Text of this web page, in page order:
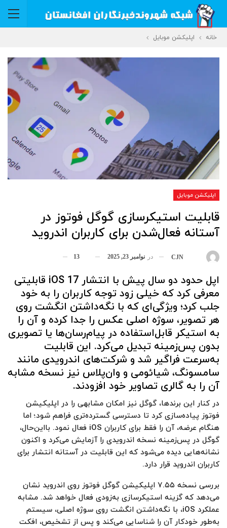
خانه اپلیکشن موبایل
اپلیکشن موبایل
قابلیت استیکرسازی گوگل فوتوز در
آستانه فعال‌شدن برای کاربران اندروید
CJN در نوامبر 23, 2025 13
اپل حدود دو سال پیش با انتشار iOS 17 قابلیتی
معرفی کرد که خیلی زود توجه کاربران را به خود
جلب کرد؛ ویژگی‌ای که با نگه‌داشتن انگشت روی
هر تصویر، سوژه اصلی عکس را جدا کرده و آن را
به استیکر قابل‌استفاده در پیام‌رسان‌ها یا تصویری
بدون پس‌زمینه تبدیل می‌کرد. این قابلیت
به‌سرعت فراگیر شد و شرکت‌های اندرویدی مانند
سامسونگ، شیائومی و وان‌پلاس نیز نسخه مشابه
آن را به گالری تصاویر خود افزودند.
در کنار این برندها، گوگل نیز امکان مشابهی را در اپلیکیشن
فوتوز پیاده‌سازی کرد تا دسترسی گسترده‌تری فراهم شود؛ اما
هنگام عرضه، آن را فقط برای کاربران iOS فعال نمود. بااین‌حال،
گوگل در پس‌زمینه نسخه اندرویدی را آزمایش می‌کرد و اکنون
نشانه‌هایی دیده می‌شود که این قابلیت در آستانه انتشار برای
کاربران اندروید قرار دارد.
بررسی نسخه ۷.۵۵ اپلیکیشن گوگل فوتوز روی اندروید نشان
می‌دهد که گزینه استیکرسازی به‌زودی فعال خواهد شد. مشابه
عملکرد iOS، با نگه‌داشتن انگشت روی سوژه اصلی، سیستم
به‌طور خودکار آن را شناسایی می‌کند و پس از تشخیص، افکت